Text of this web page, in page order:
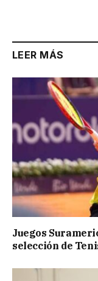
LEER MÁS
Juegos
selección de